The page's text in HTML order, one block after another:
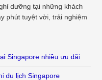
dưỡng tại những khách
phút tuyệt vời, trải nghiệm
Singapore nhiều ưu đãi
du lịch Singapore